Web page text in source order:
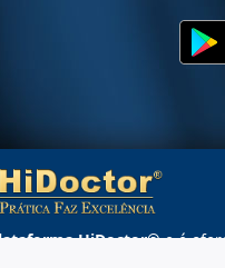
HiDoctor®e é